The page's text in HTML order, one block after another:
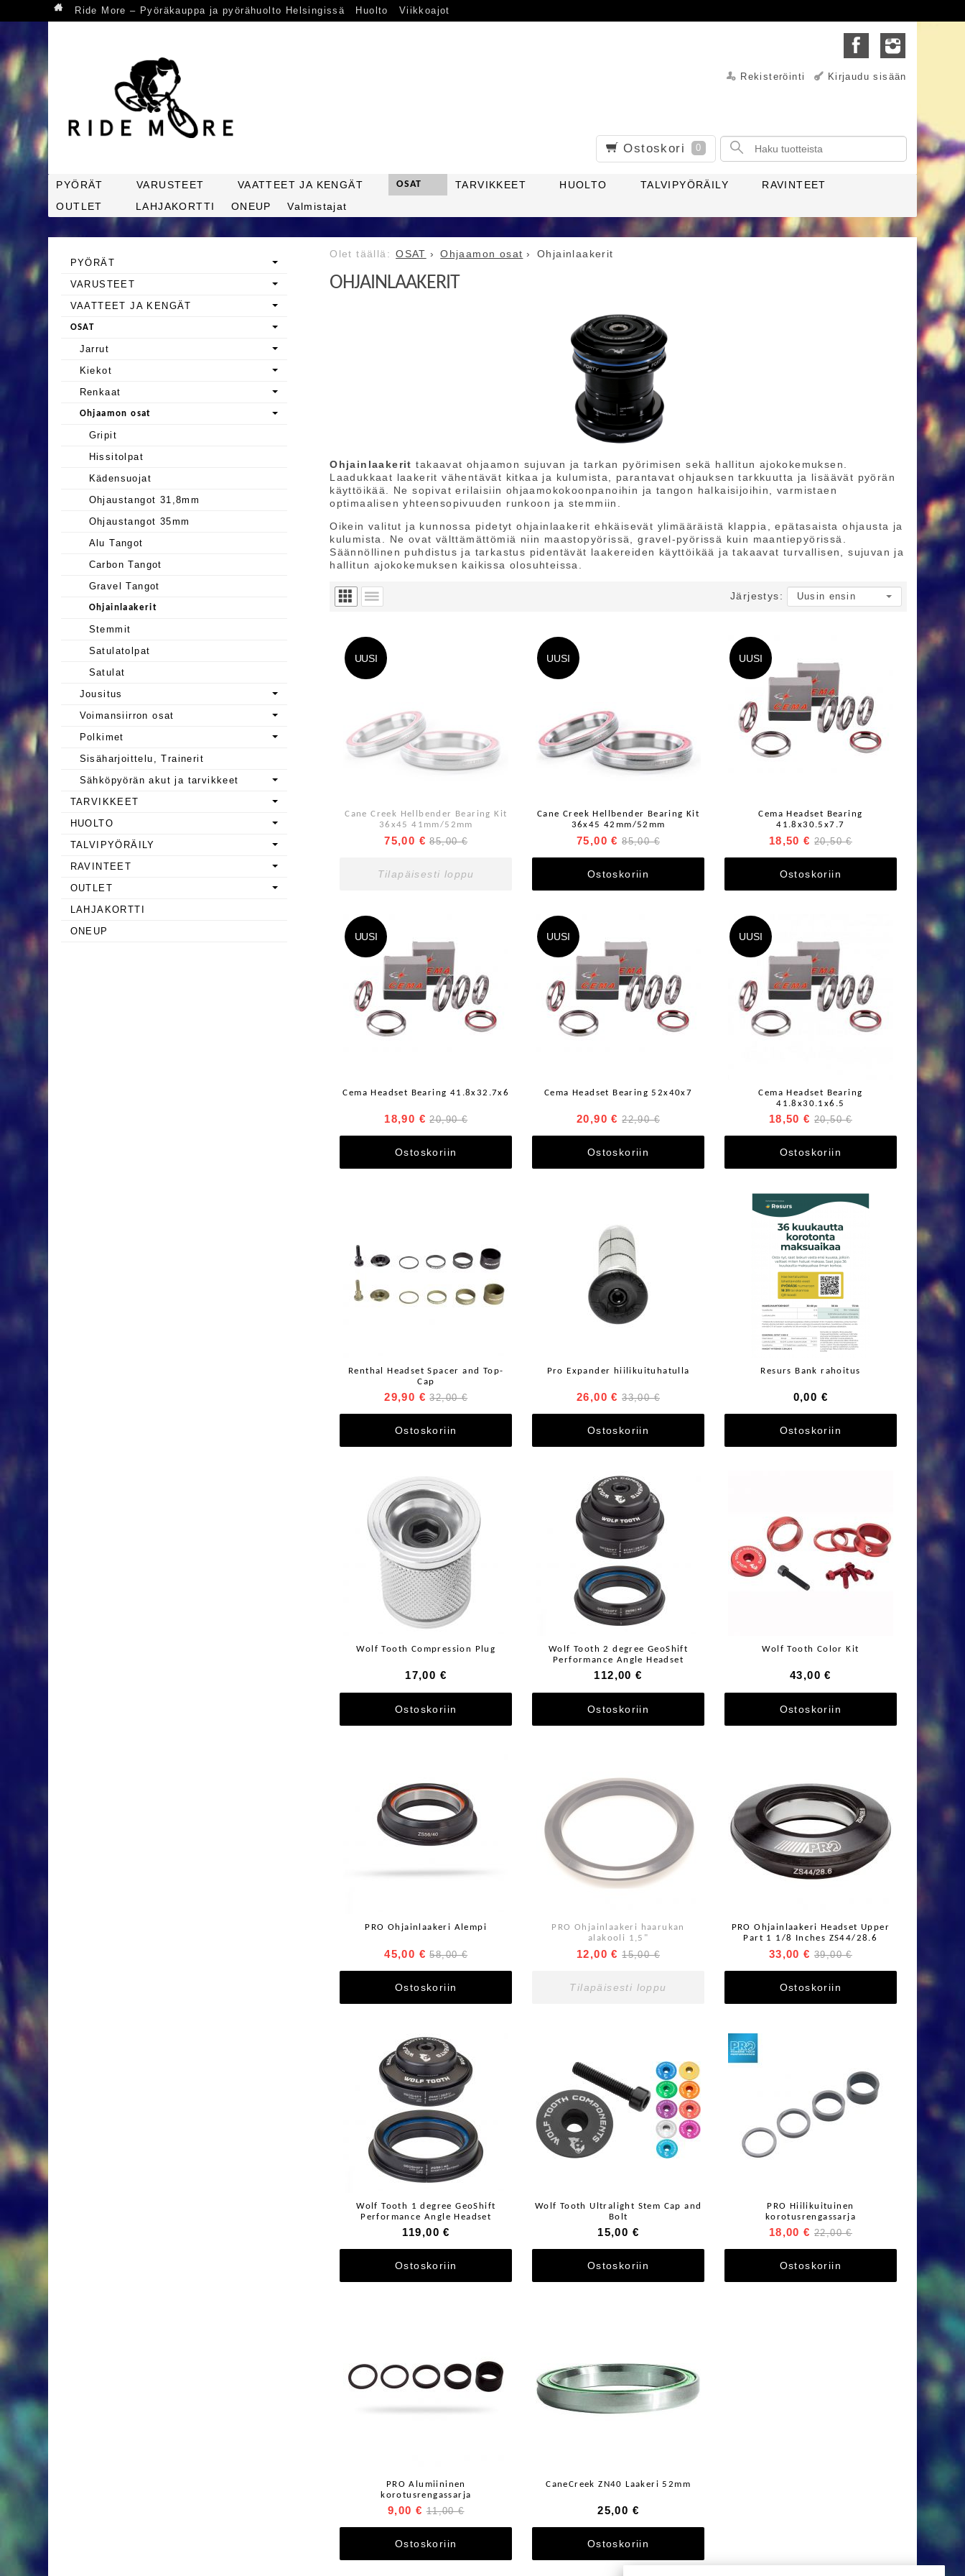
Ride More – Pyöräkauppa ja pyörähuolto Helsingissä Huolto Viikkoajot
Rekisteröinti Kirjaudu sisään
Ostoskori 0
PYÖRÄT VARUSTEET VAATTEET JA KENGÄT OSAT TARVIKKEET HUOLTO TALVIPYÖRÄILY
RAVINTEET
OUTLET
LAHJAKORTTI ONEUP Valmistajat
OSAT Ohjaamon osat Ohjainlaakerit
OHJAINLAAKERIT
Ohjainlaakerit takaavat ohjaamon sujuvan ja tarkan pyörimisen sekä hallitun ajokokemuksen.
Laadukkaat laakerit vähentävät kitkaa ja kulumista, parantavat ohjauksen tarkkuutta ja lisäävät pyörän
käyttöikää. Ne sopivat erilaisiin ohjaamokokoonpanoihin ja tangon halkaisijoihin, varmistaen
optimaalisen yhteensopivuuden runkoon ja stemmiin.
Oikein valitut ja kunnossa pidetyt ohjainlaakerit ehkäisevät ylimääräistä klappia, epätasaista ohjausta ja
kulumista. Ne ovat välttämättömiä niin maastopyörissä, gravel-pyörissä kuin maantiepyörissä.
Säännöllinen puhdistus ja tarkastus pidentävät laakereiden käyttöikää ja takaavat turvallisen, sujuvan ja
hallitun ajokokemuksen kaikissa olosuhteissa.
Järjestys:
UUSI
Cane Creek Hellbender Bearing Kit
36x45 41mm/52mm
75,00 € 85,00 €
Tilapäisesti loppu
UUSI
Cane Creek Hellbender Bearing Kit
36x45 42mm/52mm
75,00 € 85,00 €
Ostoskoriin
UUSI
Cema Headset Bearing
41.8x30.5x7.7
18,50 € 20,50 €
Ostoskoriin
UUSI
Cema Headset Bearing 41.8x32.7x6
18,90 € 20,90 €
Ostoskoriin
UUSI
Cema Headset Bearing 52x40x7
20,90 € 22,90 €
Ostoskoriin
UUSI
Cema Headset Bearing
41.8x30.1x6.5
18,50 € 20,50 €
Ostoskoriin
Renthal Headset Spacer and Top-
Cap
29,90 € 32,00 €
Ostoskoriin
Pro Expander hiilikuituhatulla
26,00 € 33,00 €
Ostoskoriin
Resurs Bank rahoitus
0,00 €
Ostoskoriin
Wolf Tooth Compression Plug
17,00 €
Ostoskoriin
Wolf Tooth 2 degree GeoShift
Performance Angle Headset
112,00 €
Ostoskoriin
Wolf Tooth Color Kit
43,00 €
Ostoskoriin
PRO Ohjainlaakeri Alempi
45,00 € 58,00 €
Ostoskoriin
PRO Ohjainlaakeri haarukan
alakooli 1,5"
12,00 € 15,00 €
Tilapäisesti loppu
PRO Ohjainlaakeri Headset Upper
Part 1 1/8 Inches ZS44/28.6
33,00 € 39,00 €
Ostoskoriin
Wolf Tooth 1 degree GeoShift
Performance Angle Headset
119,00 €
Ostoskoriin
Wolf Tooth Ultralight Stem Cap and
Bolt
15,00 €
Ostoskoriin
PRO Hiilikuituinen
korotusrengassarja
18,00 € 22,00 €
Ostoskoriin
PRO Alumiininen
korotusrengassarja
9,00 € 11,00 €
Ostoskoriin
CaneCreek ZN40 Laakeri 52mm
25,00 €
Ostoskoriin
PYÖRÄT
VARUSTEET
VAATTEET JA KENGÄT
OSAT
Jarrut
Kiekot
Renkaat
Ohjaamon osat
Gripit
Hissitolpat
Kädensuojat
Ohjaustangot 31,8mm
Ohjaustangot 35mm
Alu Tangot
Carbon Tangot
Gravel Tangot
Ohjainlaakerit
Stemmit
Satulatolpat
Satulat
Jousitus
Voimansiirron osat
Polkimet
Sisäharjoittelu, Trainerit
Sähköpyörän akut ja tarvikkeet
TARVIKKEET
HUOLTO
TALVIPYÖRÄILY
RAVINTEET
OUTLET
LAHJAKORTTI
ONEUP